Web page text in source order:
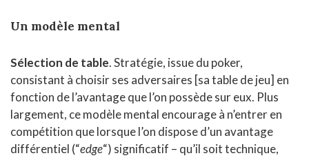
Un modèle mental
Sélection de table. Stratégie, issue du poker,
consistant à choisir ses adversaires [sa table de jeu] en
fonction de l’avantage que l’on possède sur eux. Plus
largement, ce modèle mental encourage à n’entrer en
compétition que lorsque l’on dispose d’un avantage
différentiel (“edge“) significatif – qu’il soit technique,